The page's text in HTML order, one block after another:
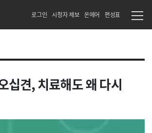
로그인 시청자 제보 온에어 편성표
십견, 치료해도 왜 다시